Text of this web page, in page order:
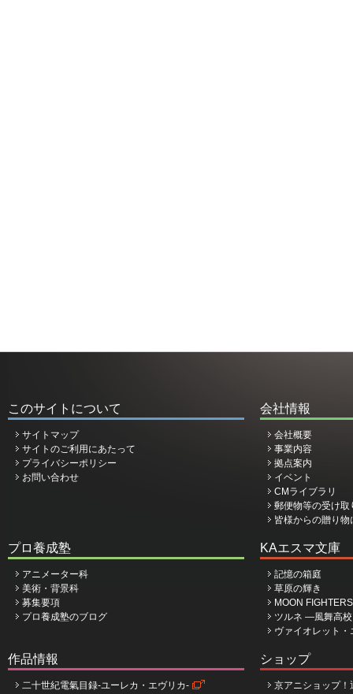
このサイトについて
サイトマップ
サイトのご利用にあたって
プライバシーポリシー
お問い合わせ
会社情報
会社概要
事業内容
拠点案内
イベント
CMライブラリ
郵便物等の受け取
皆様からの贈り
プロ養成塾
アニメーター科
美術・背景科
募集要項
プロ養成塾のブログ
KAエスマ文庫
記憶の箱庭
草原の輝き
MOON
ツルネ ―風舞高
ヴァイオレット
作品情報
二十世紀電氣目録-ユーレカ・エヴリカ-
ショップ
京アニショップ！